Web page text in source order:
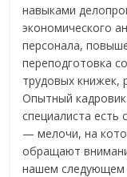
навыками
экономического
персонала,
переподготовка
трудовых книжек,
Опытный
специалиста есть
— мелочи, на
обращают
нашем следующем